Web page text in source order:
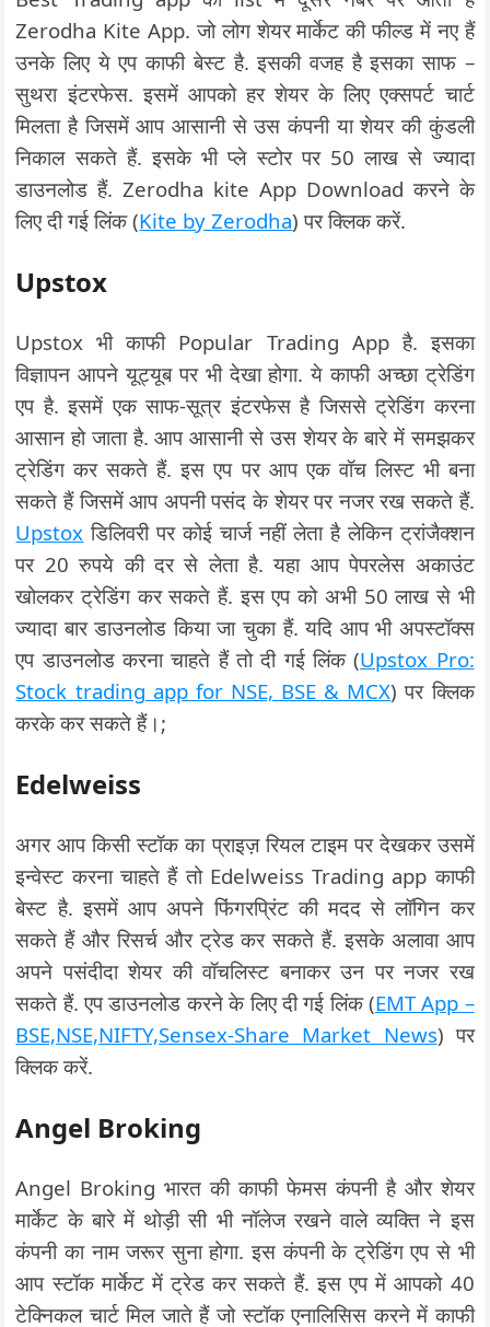
Zerodha Kite App. जो लोग शेयर मार्केट की फील्ड में नए हैं
उनके लिए ये एप काफी बेस्ट है. इसकी वजह है इसका साफ –
सुथरा इंटरफेस. इसमें आपको हर शेयर के लिए एक्सपर्ट चार्ट
मिलता है जिसमें आप आसानी से उस कंपनी या शेयर की कुंडली
निकाल सकते हैं. इसके भी प्ले स्टोर पर 50 लाख से ज्यादा
डाउनलोड हैं. Zerodha kite App Download करने के
लिए दी गई लिंक (Kite by Zerodha) पर क्लिक करें.
Upstox
Upstox भी काफी Popular Trading App है. इसका
विज्ञापन आपने यूट्यूब पर भी देखा होगा. ये काफी अच्छा ट्रेडिंग
एप है. इसमें एक साफ-सूत्र इंटरफेस है जिससे ट्रेडिंग करना
आसान हो जाता है. आप आसानी से उस शेयर के बारे में समझकर
ट्रेडिंग कर सकते हैं. इस एप पर आप एक वॉच लिस्ट भी बना
सकते हैं जिसमें आप अपनी पसंद के शेयर पर नजर रख सकते हैं.
Upstox डिलिवरी पर कोई चार्ज नहीं लेता है लेकिन ट्रांजैक्शन
पर 20 रुपये की दर से लेता है. यहा आप पेपरलेस अकाउंट
खोलकर ट्रेडिंग कर सकते हैं. इस एप को अभी 50 लाख से भी
ज्यादा बार डाउनलोड किया जा चुका हैं. यदि आप भी अपस्टॉक्स
एप डाउनलोड करना चाहते हैं तो दी गई लिंक (Upstox Pro:
Stock trading app for NSE, BSE & MCX) पर क्लिक
करके कर सकते हैं।;
Edelweiss
अगर आप किसी स्टॉक का प्राइज़ रियल टाइम पर देखकर उसमें
इन्वेस्ट करना चाहते हैं तो Edelweiss Trading app काफी
बेस्ट है. इसमें आप अपने फिंगरप्रिंट की मदद से लॉगिन कर
सकते हैं और रिसर्च और ट्रेड कर सकते हैं. इसके अलावा आप
अपने पसंदीदा शेयर की वॉचलिस्ट बनाकर उन पर नजर रख
सकते हैं. एप डाउनलोड करने के लिए दी गई लिंक (EMT App –
BSE,NSE,NIFTY,Sensex-Share Market News) पर
क्लिक करें.
Angel Broking
Angel Broking भारत की काफी फेमस कंपनी है और शेयर
मार्केट के बारे में थोड़ी सी भी नॉलेज रखने वाले व्यक्ति ने इस
कंपनी का नाम जरूर सुना होगा. इस कंपनी के ट्रेडिंग एप से भी
आप स्टॉक मार्केट में ट्रेड कर सकते हैं. इस एप में आपको 40
टेक्निकल चार्ट मिल जाते हैं जो स्टॉक एनालिसिस करने में काफी